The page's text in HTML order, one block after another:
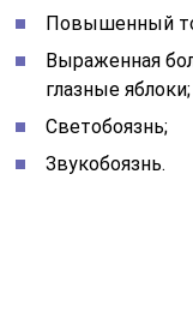
Повышенный
Выраженная
глазные яблоки;
Светобоязнь;
Звукобоязнь.